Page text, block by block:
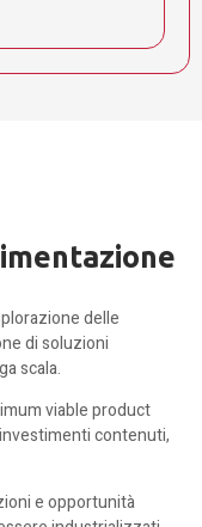
delle
di soluzioni
scala.
viable product
contenuti,
e opportunità